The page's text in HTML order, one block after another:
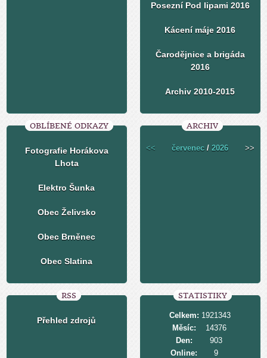
Posezní Pod lipami 2016
Kácení máje 2016
Čarodějnice a brigáda
2016
Archiv 2010-2015
OBLÍBENÉ ODKAZY
Fotografie Horákova
Lhota
Elektro Šunka
Obec Želivsko
Obec Brněnec
Obec Slatina
ARCHIV
<< červenec /2026 >>
RSS
Přehled zdrojů
STATISTIKY
Online: 9
Celkem: 1921343
Měsíc:
14376
Den:
903